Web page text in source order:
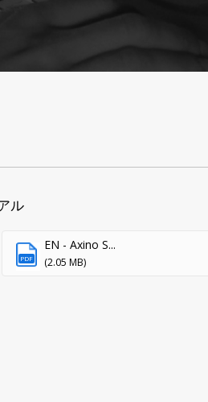
ル
PDF
EN - Axino S...
(2.05 MB)